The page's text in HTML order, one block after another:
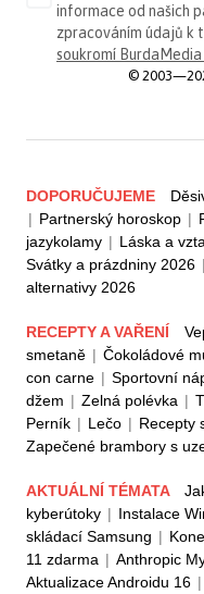
informace od našich
zpracováním údajů k
soukromí BurdaMedia
©
DOPORUČUJEME
| Partnerský horoskop |
jazykolamy | Láska a
Svátky a prázdniny 2026 |
alternativy 2026
RECEPTY A VAŘENÍ
smetaně | Čokoládové
con carne | Sportovní
džem | Zelná polévka |
Perník | Lečo | Recepty
Zapečené brambory s
AKTUÁLNÍ TÉMATA
kyberútoky | Instalace
skládací Samsung |
11 zdarma | Anthropic
Aktualizace Androidu 16 |